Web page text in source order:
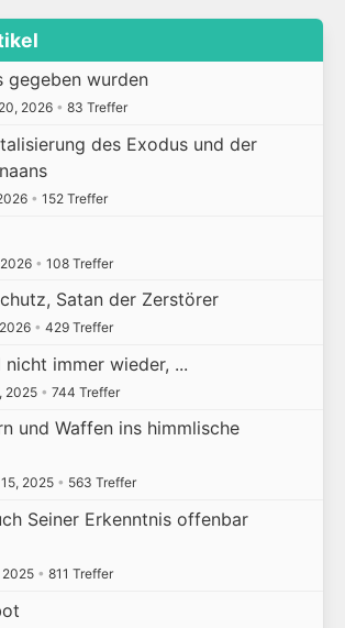
gegeben wurden
2026 • 83 Treffer
des Exodus und der
• 152 Treffer
• 108 Treffer
Satan der Zerstörer
• 429 Treffer
immer wieder, ...
2025 • 744 Treffer
und Waffen ins himmlische
2025 • 563 Treffer
Seiner Erkenntnis offenbar
2025 • 811 Treffer